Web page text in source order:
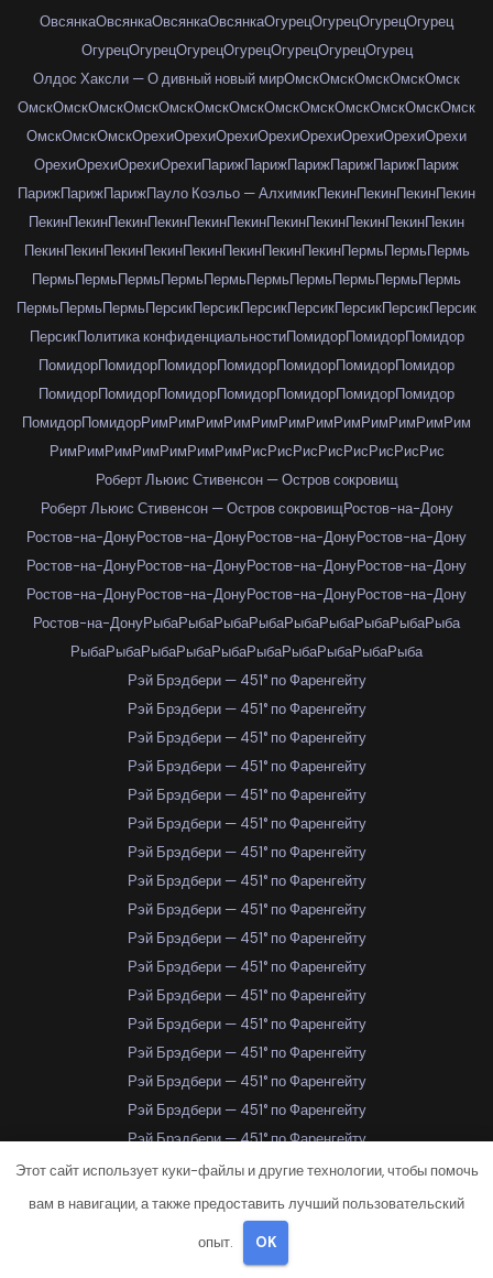
ОвсянкаОвсянкаОвсянкаОвсянкаОгурецОгурецОгурецОгурец
ОгурецОгурецОгурецОгурецОгурецОгурецОгурец
Олдос Хаксли — О дивный новый мирОмскОмскОмскОмскОмск
ОмскОмскОмскОмскОмскОмскОмскОмскОмскОмскОмскОмскОмск
ОмскОмскОмскОрехиОрехиОрехиОрехиОрехиОрехиОрехиОрехи
ОрехиОрехиОрехиОрехиПарижПарижПарижПарижПарижПариж
ПарижПарижПарижПауло Коэльо — АлхимикПекинПекинПекинПекин
ПекинПекинПекинПекинПекинПекинПекинПекинПекинПекинПекин
ПекинПекинПекинПекинПекинПекинПекинПекинПермьПермьПермь
ПермьПермьПермьПермьПермьПермьПермьПермьПермьПермь
ПермьПермьПермьПерсикПерсикПерсикПерсикПерсикПерсикПерсик
ПерсикПолитика конфиденциальностиПомидорПомидорПомидор
ПомидорПомидорПомидорПомидорПомидорПомидорПомидор
ПомидорПомидорПомидорПомидорПомидорПомидорПомидор
ПомидорПомидорРимРимРимРимРимРимРимРимРимРимРимРим
РимРимРимРимРимРимРимРисРисРисРисРисРисРисРис
Роберт Льюис Стивенсон — Остров сокровищ
Роберт Льюис Стивенсон — Остров сокровищРостов-на-Дону
Ростов-на-ДонуРостов-на-ДонуРостов-на-ДонуРостов-на-Дону
Ростов-на-ДонуРостов-на-ДонуРостов-на-ДонуРостов-на-Дону
Ростов-на-ДонуРостов-на-ДонуРостов-на-ДонуРостов-на-Дону
Ростов-на-ДонуРыбаРыбаРыбаРыбаРыбаРыбаРыбаРыбаРыба
РыбаРыбаРыбаРыбаРыбаРыбаРыбаРыбаРыбаРыба
Рэй Брэдбери — 451° по Фаренгейту
Рэй Брэдбери — 451° по Фаренгейту
Рэй Брэдбери — 451° по Фаренгейту
Рэй Брэдбери — 451° по Фаренгейту
Рэй Брэдбери — 451° по Фаренгейту
Рэй Брэдбери — 451° по Фаренгейту
Рэй Брэдбери — 451° по Фаренгейту
Рэй Брэдбери — 451° по Фаренгейту
Рэй Брэдбери — 451° по Фаренгейту
Рэй Брэдбери — 451° по Фаренгейту
Рэй Брэдбери — 451° по Фаренгейту
Рэй Брэдбери — 451° по Фаренгейту
Рэй Брэдбери — 451° по Фаренгейту
Рэй Брэдбери — 451° по Фаренгейту
Рэй Брэдбери — 451° по Фаренгейту
Рэй Брэдбери — 451° по Фаренгейту
Рэй Брэдбери — 451° по Фаренгейту
Рэй Брэдбери — 451° по Фаренгейту
Рэй Брэдбери — 451° по Фаренгейту
Рэй Брэдбери — 451° по Фаренгейту
Рэй Брэдбери — 451° по Фаренгейту
Этот сайт использует куки-файлы и другие технологии, чтобы помочь
вам в навигации, а также предоставить лучший пользовательский
опыт. OK